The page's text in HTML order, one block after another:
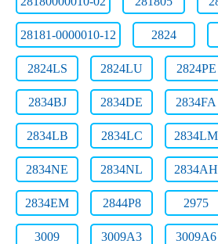
28181-0000010-12 2824
2824LS 2824LU 2824РЕ
2834BJ 2834DE 2834FA
2834LB 2834LC 2834LM
2834NE 2834NL 2834АН
2834ЕМ 2844Р8 2975
3009 3009A3 3009A6